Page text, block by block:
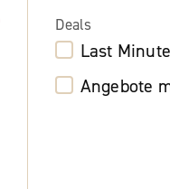
Deals
Last
Angebote